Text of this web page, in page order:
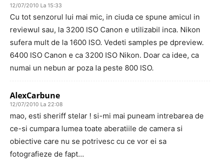
12/07/2010 La 15:33
Cu tot senzorul lui mai mic, in ciuda ce spune amicul in
reviewul sau, la 3200 ISO Canon e utilizabil inca. Nikon
sufera mult de la 1600 ISO. Vedeti samples pe dpreview.
6400 ISO Canon e ca 3200 ISO Nikon. Doar ca idee, ca
numai un nebun ar poza la peste 800 ISO.
AlexCarbune
12/07/2010 La 22:08
mao, esti sheriff stelar ! si-mi mai puneam intrebarea de
ce-si cumpara lumea toate aberatiile de camera si
obiective care nu se potrivesc cu ce vor ei sa
fotografieze de fapt…